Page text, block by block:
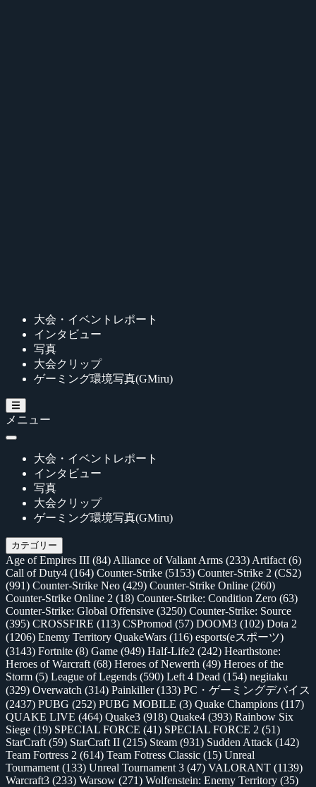
大会・イベントレポート
インタビュー
写真
大会クリップ
ゲーミング環境写真(GMiru)
メニュー
大会・イベントレポート
インタビュー
写真
大会クリップ
ゲーミング環境写真(GMiru)
カテゴリー
Age of Empires III (84) Alliance of Valiant Arms (233) Artifact (6)
Call of Duty4 (164) Counter-Strike (5153) Counter-Strike 2 (CS2)
(991) Counter-Strike Neo (429) Counter-Strike Online (260)
Counter-Strike Online 2 (18) Counter-Strike: Condition Zero (63)
Counter-Strike: Global Offensive (3250) Counter-Strike: Source
(395) CROSSFIRE (113) CSPromod (57) DOOM3 (102) Dota 2
(1206) Enemy Territory QuakeWars (116) esports(eスポーツ)
(3143) Fortnite (8) Game (949) Half-Life2 (242) Hearthstone:
Heroes of Warcraft (68) Heroes of Newerth (49) Heroes of the
Storm (5) League of Legends (590) Left 4 Dead (154) negitaku
(329) Overwatch (314) Painkiller(133) PC・ゲーミングデバイス
(2437) PUBG (252) PUBG MOBILE (3) Quake Champions (117)
QUAKE LIVE (464) Quake3 (918) Quake4 (393) Rainbow Six
Siege (19) SPECIAL FORCE (41) SPECIAL FORCE 2 (51)
StarCraft (59) StarCraft II (215) Steam (931) Sudden Attack (142)
Team Fortress 2 (614) Team Fotress Classic (15) Unreal
Tournament (133) Unreal Tournament 3 (47) VALORANT (1139)
Warcraft3 (233) Warsow (271) Wolfenstein: Enemy Territory (35)